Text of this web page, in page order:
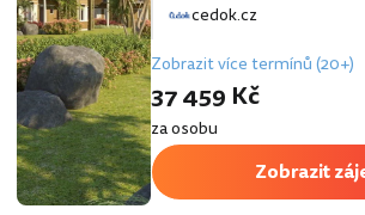
cedok.cz
Zobrazit více termínů (20+)
37 459 Kč
za osobu
Zobrazit